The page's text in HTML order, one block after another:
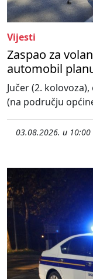
Vijesti
Zaspao za
automobil
Jučer (2.
(na području
03.08.2026. u 10:00